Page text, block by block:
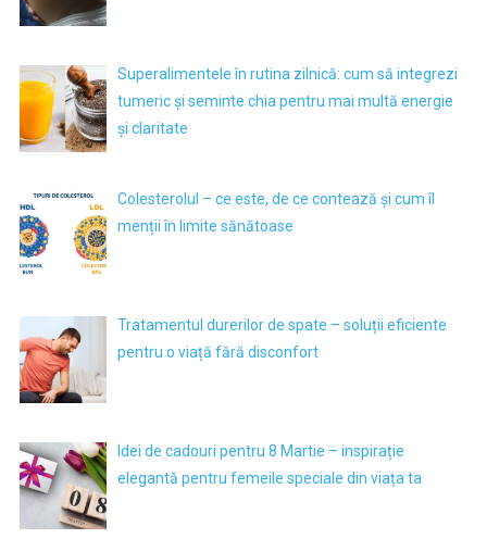
Superalimentele în rutina zilnică: cum să integrezi
tumeric și seminte chia pentru mai multă energie
și claritate
Colesterolul – ce este, de ce contează și cum îl
menții în limite sănătoase
Tratamentul durerilor de spate – soluții eficiente
pentru o viață fără disconfort
Idei de cadouri pentru 8 Martie – inspirație
elegantă pentru femeile speciale din viața ta